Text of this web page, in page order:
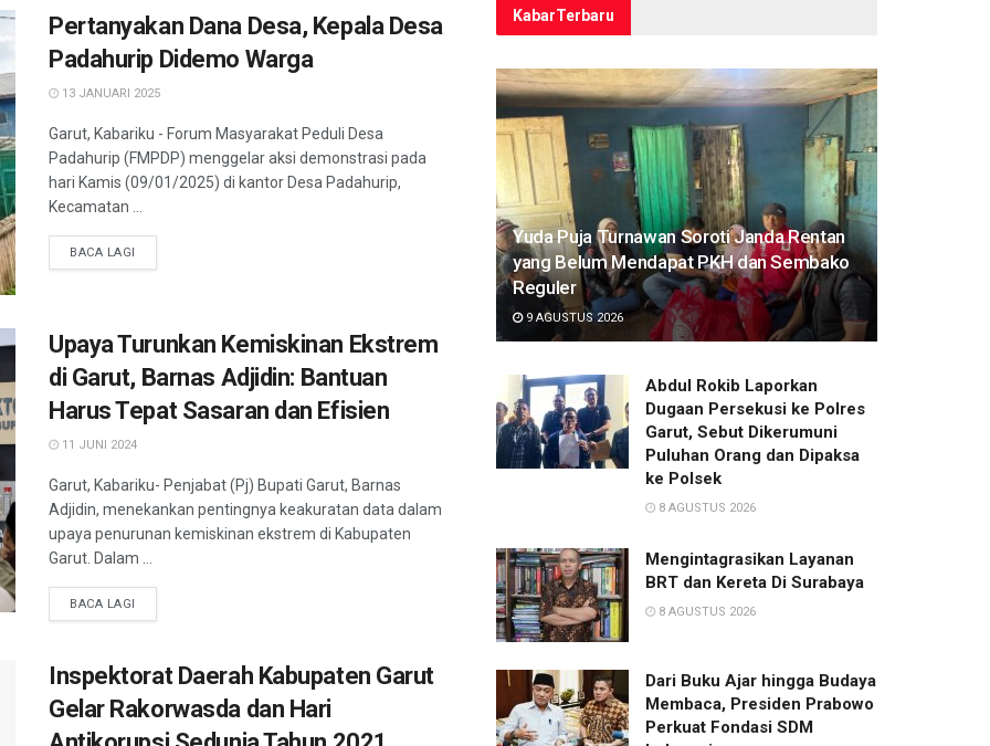
Pertanyakan Dana Desa, Kepala Desa
Padahurip Didemo Warga
13 JANUARI 2025
Garut, Kabariku - Forum Masyarakat Peduli Desa
Padahurip (FMPDP) menggelar aksi demonstrasi pada
hari Kamis (09/01/2025) di kantor Desa Padahurip,
Kecamatan ...
BACA LAGI
Upaya Turunkan Kemiskinan Ekstrem
di Garut, Barnas Adjidin: Bantuan
Harus Tepat Sasaran dan Efisien
11 JUNI 2024
Garut, Kabariku- Penjabat (Pj) Bupati Garut, Barnas
Adjidin, menekankan pentingnya keakuratan data dalam
upaya penurunan kemiskinan ekstrem di Kabupaten
Garut. Dalam ...
BACA LAGI
Inspektorat Daerah Kabupaten Garut
Gelar Rakorwasda dan Hari
KabarTerbaru
Yuda Puja Turnawan Soroti Janda Rentan
yang Belum Mendapat PKH dan Sembako
Reguler
9 AGUSTUS 2026
Abdul Rokib Laporkan
Dugaan Persekusi ke Polres
Garut, Sebut Dikerumuni
Puluhan Orang dan Dipaksa
ke Polsek
8 AGUSTUS 2026
Mengintagrasikan Layanan
BRT dan Kereta Di Surabaya
8 AGUSTUS 2026
Dari Buku Ajar hingga Budaya
Membaca, Presiden Prabowo
Perkuat Fondasi SDM